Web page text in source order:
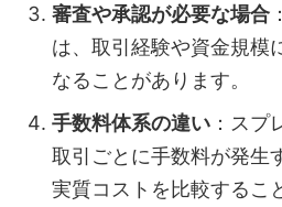
審査や承認が必要な場合
は、取引経験や資金規模
なることがあります。
手数料体系の違い ：スプ
取引ごとに手数料が発生
実質コストを比較するこ